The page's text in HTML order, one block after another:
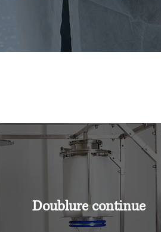
Doublure continue